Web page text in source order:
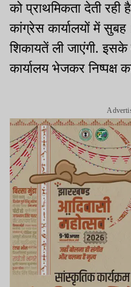
को प्राथमिकता देती
कांग्रेस कार्यालयों में
शिकायतें ली जाएंगी. इसके
कार्यालय भेजकर निष्पक्ष